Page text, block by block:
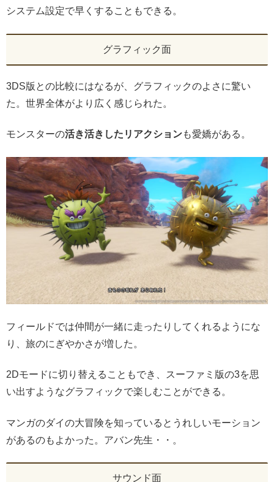
システム設定で早くすることもできる。
グラフィック面
3DS版との比較にはなるが、グラフィックのよさに驚い
た。世界全体がより広く感じられた。
モンスターの活き活きしたリアクションも愛嬌がある。
フィールドでは仲間が一緒に走ったりしてくれるようにな
り、旅のにぎやかさが増した。
2Dモードに切り替えることもでき、スーファミ版の3を思
い出すようなグラフィックで楽しむことができる。
マンガのダイの大冒険を知っているとうれしいモーション
があるのもよかった。アバン先生・・。
サウンド面